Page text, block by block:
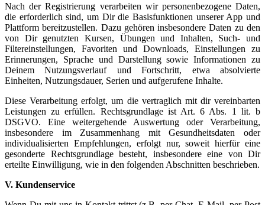
Nach der Registrierung verarbeiten wir personenbezogene Daten,
die erforderlich sind, um Dir die Basisfunktionen unserer App und
Plattform bereitzustellen. Dazu gehören insbesondere Daten zu den
von Dir genutzten Kursen, Übungen und Inhalten, Such- und
Filtereinstellungen, Favoriten und Downloads, Einstellungen zu
Erinnerungen, Sprache und Darstellung sowie Informationen zu
Deinem Nutzungsverlauf und Fortschritt, etwa absolvierte
Einheiten, Nutzungsdauer, Serien und aufgerufene Inhalte.
Diese Verarbeitung erfolgt, um die vertraglich mit dir vereinbarten
Leistungen zu erfüllen. Rechtsgrundlage ist Art. 6 Abs. 1 lit. b
DSGVO. Eine weitergehende Auswertung oder Verarbeitung,
insbesondere im Zusammenhang mit Gesundheitsdaten oder
individualisierten Empfehlungen, erfolgt nur, soweit hierfür eine
gesonderte Rechtsgrundlage besteht, insbesondere eine von Dir
erteilte Einwilligung, wie in den folgenden Abschnitten beschrieben.
V. Kundenservice